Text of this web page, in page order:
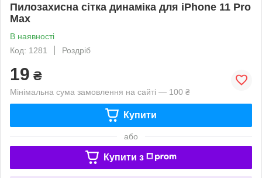
Пилозахисна сітка динаміка для iPhone 11 Pro
Max
В наявності
Код: 1281
Роздріб
19 ₴
Мінімальна сума замовлення на сайті — 100 ₴
Купити
або
Купити з